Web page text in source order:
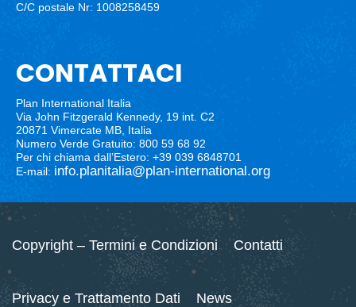
C/C postale Nr: 1008258459
CONTATTACI
Plan International Italia
Via John Fitzgerald Kennedy, 19 int. C2
20871 Vimercate MB, Italia
Numero Verde Gratuito: 800 59 68 92
Per chi chiama dall’Estero: +39 039 6848701
E-mail: info.planitalia@plan-international.org
Copyright – Termini e Condizioni Contatti
Privacy e Trattamento Dati News